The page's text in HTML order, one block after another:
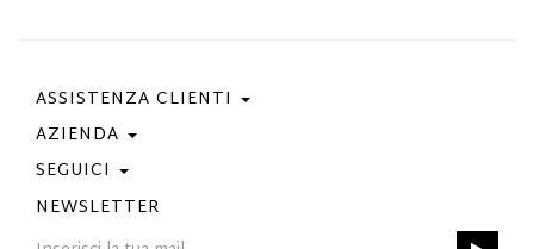
ASSISTENZA CLIENTI
Contattaci
Condizioni Di Acquisto
Guida Taglie
AZIENDA
Privacy Policy
Cookie Policy
Best Of Fabi
SEGUICI
Facebook
Instagram
NEWSLETTER